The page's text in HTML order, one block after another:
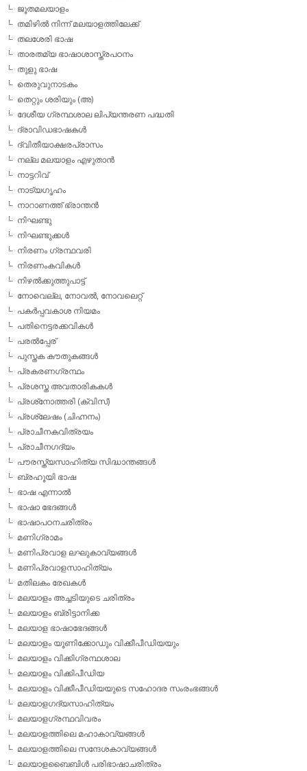
ജൂതമലയാളം
തമിഴില്‍ നിന്ന് മലയാളത്തിലേക്ക്
തലശേരി ഭാഷ
താരതമ്യ ഭാഷാശാസ്ത്രപഠനം
തുളു ഭാഷ
തെരുവുനാടകം
തെറ്റും ശരിയും (അ)
ദേശീയ ഗ്രന്ഥശാല ലിപ്യന്തരണ പദ്ധതി
ദ്രാവിഡഭാഷകള്‍
ദ്വിതീയാക്ഷരപ്രാസം
നല്ല മലയാളം എഴുതാന്‍
നാട്ടറിവ്
നാട്യഗൃഹം
നാറാണത്ത് ഭ്രാന്തന്‍
നിഘണ്ടു
നിഘണ്ടുക്കള്‍
നിരണം ഗ്രന്ഥവരി
നിരണംകവികള്‍
നിഴല്‍ക്കുത്തുപാട്ട്
നോവെല്ല, നോവല്‍, നോവലെറ്റ്
പകര്‍പ്പവകാശ നിയമം
പതിനെട്ടരക്കവികള്‍
പരല്‍പ്പേര്
പുസ്തക കൗതുകങ്ങള്‍
പ്രകരണഗ്രന്ഥം
പ്രശസ്ത അവതാരികകള്‍
പ്രശ്‌നോത്തരി (ക്വിസ്)
പ്രശ്ലേഷം (ചിഹ്നനം)
പ്രാചീനകവിത്രയം
പ്രാചീനഗദ്യം
പൗരസ്ത്യസാഹിത്യ സിദ്ധാന്തങ്ങള്‍
ബ്രഹൂയി ഭാഷ
ഭാഷ എന്നാല്‍
ഭാഷാ ഭേദങ്ങള്‍
ഭാഷാപഠനചരിത്രം
മണിഗ്രാമം
മണിപ്രവാള ലഘുകാവ്യങ്ങള്‍
മണിപ്രവാളസാഹിത്യം
മതിലകം രേഖകള്‍
മലയാളം അച്ചടിയുടെ ചരിത്രം
മലയാളം ബ്രിട്ടാനിക്ക
മലയാള ഭാഷാഭേദങ്ങള്‍
മലയാളം യൂണിക്കോഡും വിക്കീപീഡിയയും
മലയാളം വിക്കിഗ്രന്ഥശാല
മലയാളം വിക്കിപീഡിയ
മലയാളം വിക്കീപീഡിയയുടെ സഹോദര സംരംഭങ്ങള്‍
മലയാളഗദ്യസാഹിത്യം
മലയാളഗ്രന്ഥവിവരം
മലയാളത്തിലെ മഹാകാവ്യങ്ങള്‍
മലയാളത്തിലെ സന്ദേശകാവ്യങ്ങള്‍
മലയാളബൈബിള്‍ പരിഭാഷാചരിത്രം